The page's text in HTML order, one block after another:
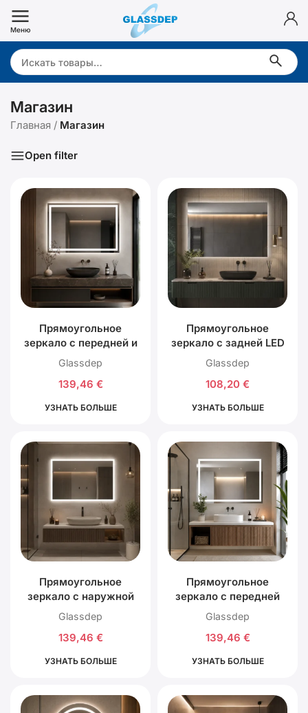
Перейти
содержимому
Меню
Search:
Магазин
Главная / Магазин
Open filter
Прямоугольное
зеркало с передней и
задней LED
подсветкой
Glassdep
139,46 €
УЗНАТЬ БОЛЬШЕ
Прямоугольное
зеркало с задней LED
подсветкой
Glassdep
108,20 €
УЗНАТЬ БОЛЬШЕ
Прямоугольное
зеркало с наружной
подсветкой по краю
Glassdep
139,46 €
УЗНАТЬ БОЛЬШЕ
Прямоугольное
зеркало с передней
LED подсветкой
Glassdep
139,46 €
УЗНАТЬ БОЛЬШЕ